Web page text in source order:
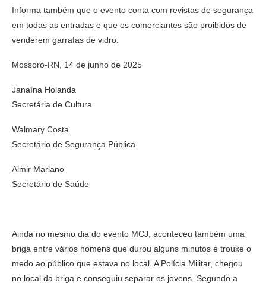
Informa também que o evento conta com revistas de segurança
em todas as entradas e que os comerciantes são proibidos de
venderem garrafas de vidro.
Mossoró-RN, 14 de junho de 2025
Janaína Holanda
Secretária de Cultura
Walmary Costa
Secretário de Segurança Pública
Almir Mariano
Secretário de Saúde
Ainda no mesmo dia do evento MCJ, aconteceu também uma
briga entre vários homens que durou alguns minutos e trouxe o
medo ao público que estava no local. A Polícia Militar, chegou
no local da briga e conseguiu separar os jovens. Segundo a